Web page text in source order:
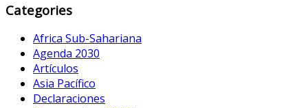
Categories
Africa Sub-Sahariana
Agenda 2030
Artículos
Asia Pacífico
Declaraciones